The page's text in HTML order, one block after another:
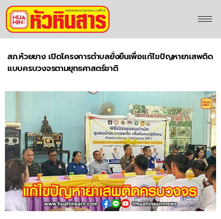
สภ.ห้วยยาง เปิดโครงการตำบลยั่งยืนเพื่อแก้ไขปัญหายาเสพติด
แบบครบวงจรตามยุทธศาสตร์ชาติ